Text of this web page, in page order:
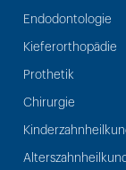
Endodontologie
Kieferorthopädie
Prothetik
Chirurgie